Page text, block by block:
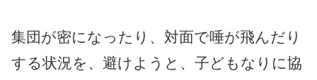
集団が密になったり、対面で唾が飛んだり
する状況を、避けようと、子どもなりに協